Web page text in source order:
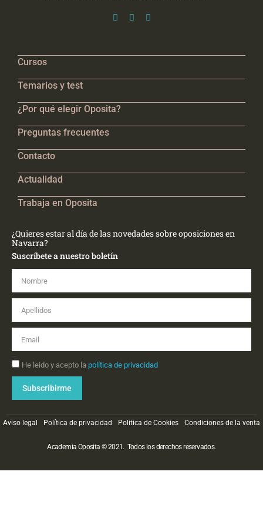
Cursos
Temarios y test
¿Por qué elegir Oposita?
Preguntas frecuentes
Contacto
Actualidad
Trabaja en Oposita
¿Quieres estar al día de las novedades sobre oposiciones en
Navarra?
Suscríbete a nuestro boletín
He leido y acepto la política de privacidad
Subscribirme
Academia Oposita © 2021. Todos los derechos reservados.
Aviso legal Política de privacidad Politica de Cookies Condiciones de la venta